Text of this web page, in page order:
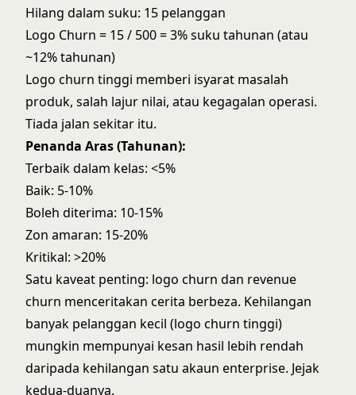
Hilang dalam suku: 15 pelanggan
Logo Churn = 15 / 500 = 3% suku tahunan (atau
~12% tahunan)
Logo churn tinggi memberi isyarat masalah
produk, salah lajur nilai, atau kegagalan operasi.
Tiada jalan sekitar itu.
Penanda Aras (Tahunan):
Terbaik dalam kelas: <5%
Baik: 5-10%
Boleh diterima: 10-15%
Zon amaran: 15-20%
Kritikal: >20%
Satu kaveat penting: logo churn dan revenue
churn menceritakan cerita berbeza. Kehilangan
banyak pelanggan kecil (logo churn tinggi)
mungkin mempunyai kesan hasil lebih rendah
daripada kehilangan satu akaun enterprise. Jejak
kedua-duanya.